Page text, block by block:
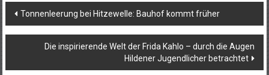
Beitragsnavigation
Tonnenleerung bei Hitzewelle: Bauhof kommt früher
Die inspirierende Welt der Frida Kahlo – durch die Augen
Hildener Jugendlicher betrachtet